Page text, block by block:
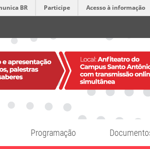
BR Participe Acesso à informação
Programação